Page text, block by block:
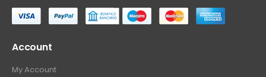
Account
My Account